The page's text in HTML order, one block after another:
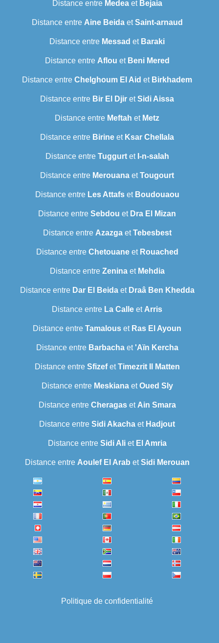
Distance entre Medeaet Bejaia
Distance entre Aine BeidaetSaint-arnaud
Distance entre Messad et Baraki
Distance entre Aflou et Beni Mered
Distance entre Chelghoum El Aid et Birkhadem
Distance entre Bir El Djir etSidi Aissa
Distance entre Meftah et Metz
Distance entre Birine et Ksar Chellala
Distance entre Tuggurtet I-n-salah
Distance entre Merouana etTougourt
Distance entre Les Attafset Boudouaou
Distance entre Sebdou et Dra El Mizan
Distance entre AzazgaetTebesbest
Distance entre Chetouaneet Rouached
Distance entre Zeninaet Mehdia
Distance entre Dar El Beidaet Draâ Ben Khedda
Distance entre La Calle et Arris
Distance entre Tamalous et Ras El Ayoun
Distance entre Barbachaet 'Aïn Kercha
Distance entre SfizefetTimezrit Il Matten
Distance entre MeskianaetOued Sly
Distance entre Cheragaset Ain Smara
Distance entre Sidi Akacha et Hadjout
Distance entre Sidi Aliet El Amria
Distance entre Aoulef El Arab etSidi Merouan
Politique de confidentialité